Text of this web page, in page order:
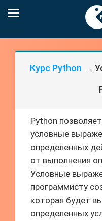
Курс Python →
Python
условные
определенных
от выполнения
Условные
программисту
которая будет
определенных